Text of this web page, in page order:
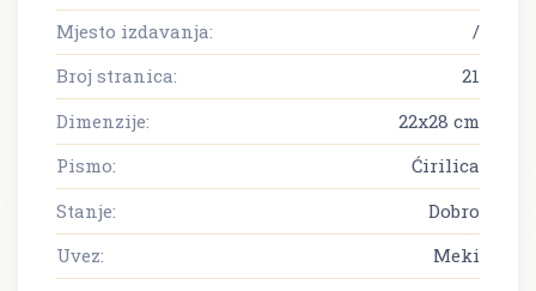
Mjesto izdavanja:
/
Broj stranica:
21
Dimenzije:
22x28 cm
Pismo:
Ćirilica
Stanje:
Dobro
Uvez:
Meki